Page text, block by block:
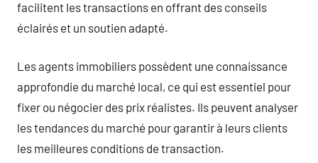
facilitent les transactions en offrant des conseils
éclairés et un soutien adapté.
Les agents immobiliers possèdent une connaissance
approfondie du marché local, ce qui est essentiel pour
fixer ou négocier des prix réalistes. Ils peuvent analyser
les tendances du marché pour garantir à leurs clients
les meilleures conditions de transaction.